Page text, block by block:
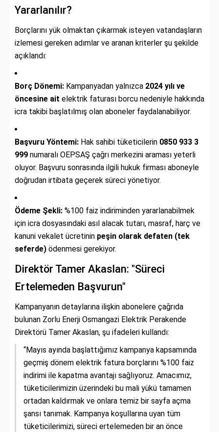
Yararlanılır?
Borçlarını yük olmaktan çıkarmak isteyen vatandaşların
izlemesi gereken adımlar ve aranan kriterler şu şekilde
açıklandı:
Borç Dönemi: Kampanyadan yalnızca 2024 yılı ve
öncesine ait elektrik faturası borcu nedeniyle hakkında
icra takibi başlatılmış olan aboneler faydalanabiliyor.
Başvuru Yöntemi: Hak sahibi tüketicilerin 0850 933 3
999 numaralı OEPSAŞ çağrı merkezini araması yeterli
oluyor. Başvuru sonrasında ilgili hukuk firması aboneyle
doğrudan irtibata geçerek süreci yönetiyor.
Ödeme Şekli: %100 faiz indiriminden yararlanabilmek
için icra dosyasındaki asıl alacak tutarı, masraf, harç ve
kanuni vekalet ücretinin peşin olarak defaten (tek
seferde) ödenmesi gerekiyor.
Direktör Tamer Akaslan: "Süreci
Ertelemeden Başvurun"
Kampanyanın detaylarına ilişkin abonelere çağrıda
bulunan Zorlu Enerji Osmangazi Elektrik Perakende
Direktörü Tamer Akaslan, şu ifadeleri kullandı:
“Mayıs ayında başlattığımız kampanya kapsamında
geçmiş dönem elektrik fatura borçlarını %100 faiz
indirimi ile kapatma avantajı sağlıyoruz. Amacımız,
tüketicilerimizin üzerindeki bu mali yükü tamamen
ortadan kaldırmak ve onlara temiz bir sayfa açma
şansı tanımak. Kampanya koşullarına uyan tüm
tüketicilerimizi, süreci ertelemeden bir an önce